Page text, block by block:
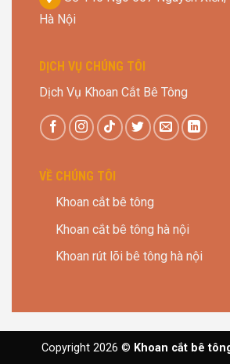
Hà Nội
DỊCH VỤ CHÚNG TÔI
Dịch Vụ Khoan Cắt Bê Tông
VỀ CHÚNG TÔI
Khoan cắt bê tông
Khoan cắt bê tông hà nội
Khoan rút lõi bê tông hà nội
Copyright 2026 © Khoan cắt bê